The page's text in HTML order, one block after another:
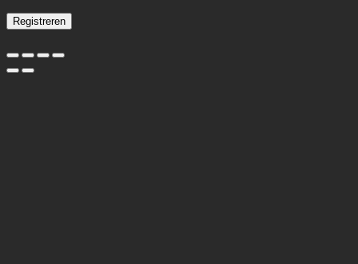
Registreren